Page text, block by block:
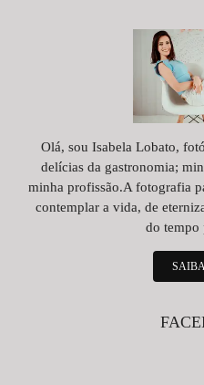
Olá, sou Isabela Lobato,
delícias da gastronomia;
minha profissão.A fotografia
contemplar a vida, de
do tempo